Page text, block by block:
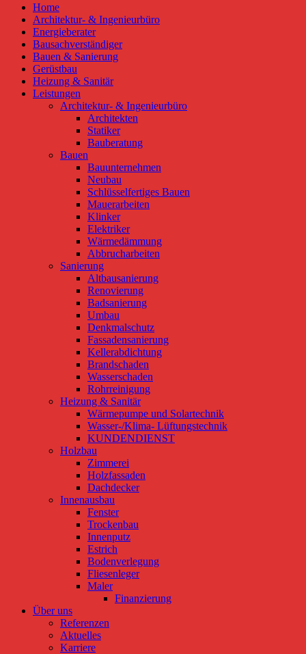
Home
Architektur- & Ingenieurbüro
Energieberater
Bausachverständiger
Bauen & Sanierung
Gerüstbau
Heizung & Sanitär
Leistungen
Architektur- & Ingenieurbüro
Architekten
Statiker
Bauberatung
Bauen
Bauunternehmen
Neubau
Schlüsselfertiges Bauen
Mauerarbeiten
Klinker
Elektriker
Wärmedämmung
Abbrucharbeiten
Sanierung
Altbausanierung
Renovierung
Badsanierung
Umbau
Denkmalschutz
Fassadensanierung
Kellerabdichtung
Brandschaden
Wasserschaden
Rohrreinigung
Heizung & Sanitär
Wärmepumpe und Solartechnik
Wasser-/Klima- Lüftungstechnik
KUNDENDIENST
Holzbau
Zimmerei
Holzfassaden
Dachdecker
Innenausbau
Fenster
Trockenbau
Innenputz
Estrich
Bodenverlegung
Fliesenleger
Maler
Finanzierung
Über uns
Referenzen
Aktuelles
Karriere